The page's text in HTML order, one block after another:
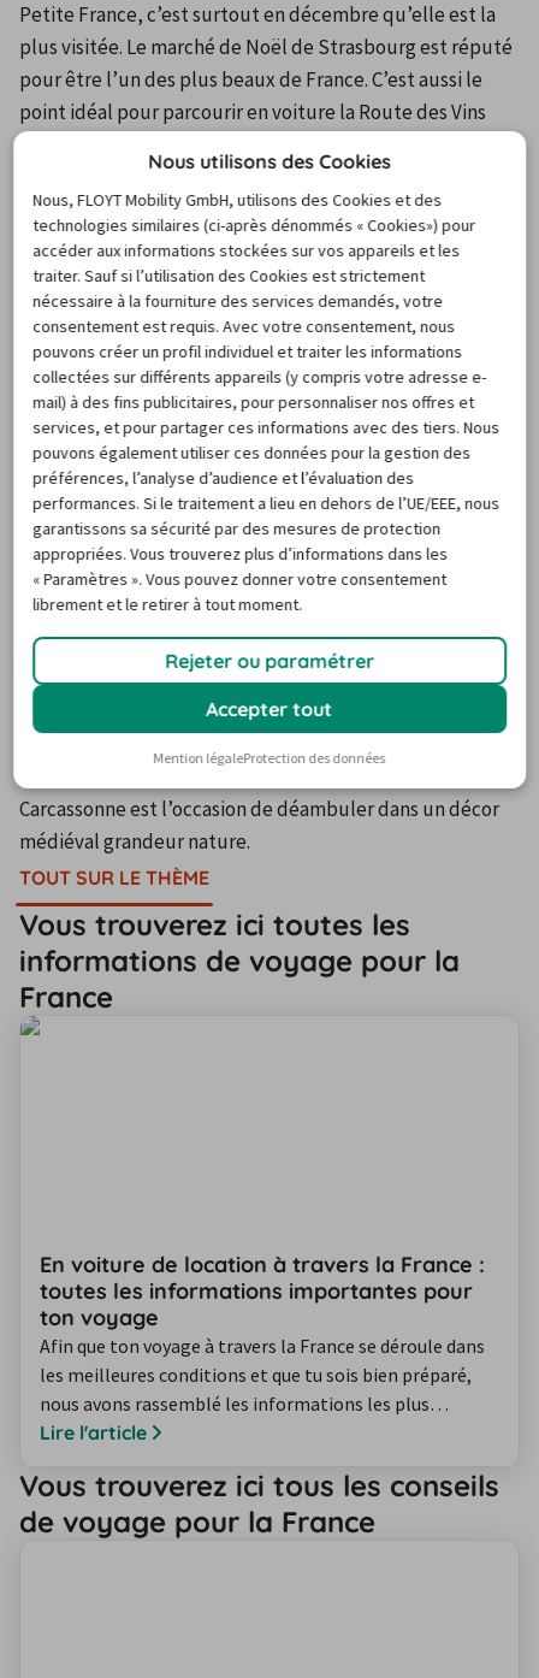
Petite France, c’est surtout en décembre qu’elle est la
plus visitée. Le marché de Noël de Strasbourg est réputé
pour être l’un des plus beaux de France. C’est aussi le
point idéal pour parcourir en voiture la Route des Vins
10. Bordeaux, tout un art de vivre
Bordeaux est prisée pour sa qualité de vie et pour la
beauté des paysages le long de la Garonne, ainsi que pour
la présence de nombreux monuments historiques et
musées, comme le Port de la Lune, le Musée des Beaux-
Arts ou le Musée d’Aquitaine. Bordeaux est aussi le point
de départ idéal pour la découverte de la Gironde en
voiture, entre grands vignobles, océan et forêts de pins.
Bonus. Carcassonne, machine à
voyager dans le temps
La cité médiévale de Carcassonne reçoit chaque année
quatre millions de visiteurs. Si ses remparts et ses
Carcassonne est l’occasion de déambuler dans un décor
médiéval grandeur nature.
TOUT SUR LE THÈME
Vous trouverez ici toutes les
informations de voyage pour la
France
En voiture de location à travers la France :
toutes les informations importantes pour
ton voyage
Afin que ton voyage à travers la France se déroule dans
les meilleures conditions et que tu sois bien préparé,
nous avons rassemblé les informations les plus
importantes. Découvre tout ce qu'il faut savoir sur le
systèmes de péage, le ravitaillement en carburant, les
conseils pour se rendre à Paris et d'autres informations
Lire l'article
Vous trouverez ici tous les conseils
de voyage pour la France
Nous utilisons des Cookies
Nous, FLOYT Mobility GmbH, utilisons des Cookies et des
technologies similaires (ci-après dénommés « Cookies») pour
accéder aux informations stockées sur vos appareils et les
traiter. Sauf si l’utilisation des Cookies est strictement
nécessaire à la fourniture des services demandés, votre
consentement est requis. Avec votre consentement, nous
pouvons créer un profil individuel et traiter les informations
collectées sur différents appareils (y compris votre adresse e-
mail) à des fins publicitaires, pour personnaliser nos offres et
services, et pour partager ces informations avec des tiers. Nous
pouvons également utiliser ces données pour la gestion des
préférences, l’analyse d’audience et l’évaluation des
performances. Si le traitement a lieu en dehors de l’UE/EEE, nous
garantissons sa sécurité par des mesures de protection
appropriées. Vous trouverez plus d’informations dans les
« Paramètres ». Vous pouvez donner votre consentement
librement et le retirer à tout moment.
Rejeter ou paramétrer
Accepter tout
Mention légaleProtection des données